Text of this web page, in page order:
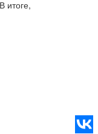
итоге,